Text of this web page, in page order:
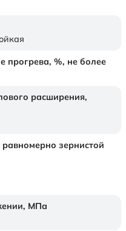
прогрева, %, не более
расширения,
зернистой
МПа